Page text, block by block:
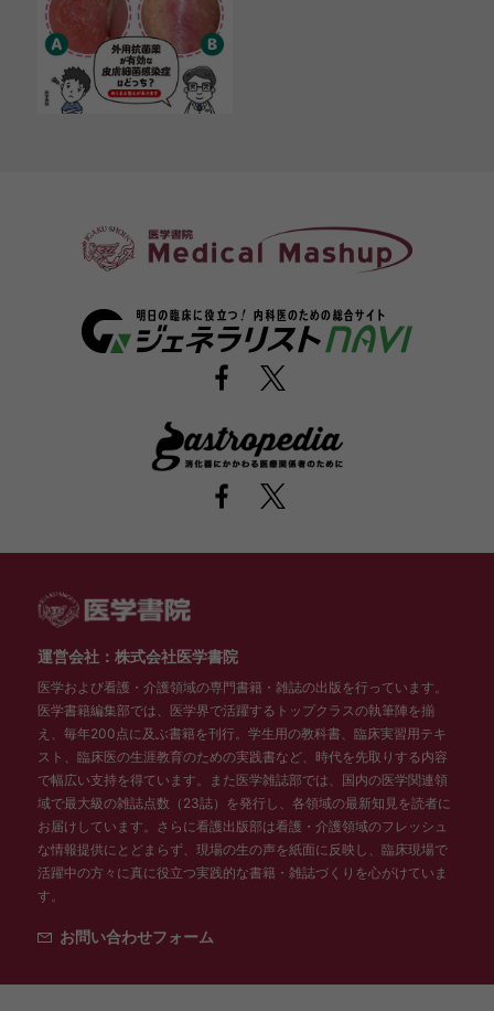
運営会社：株式会社医学書院
医学および看護・介護領域の専門書籍・雑誌の出版を行っています。
医学書籍編集部では、医学界で活躍するトップクラスの執筆陣を揃
え、毎年200点に及ぶ書籍を刊行。学生用の教科書、臨床実習用テキ
スト、臨床医の生涯教育のための実践書など、時代を先取りする内容
で幅広い支持を得ています。また医学雑誌部では、国内の医学関連領
域で最大級の雑誌点数（23誌）を発行し、各領域の最新知見を読者に
お届けしています。さらに看護出版部は看護・介護領域のフレッシュ
な情報提供にとどまらず、現場の生の声を紙面に反映し、臨床現場で
活躍中の方々に真に役立つ実践的な書籍・雑誌づくりを心がけていま
す。
お問い合わせフォーム